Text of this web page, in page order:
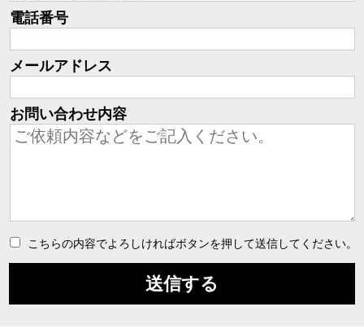
電話番号
メールアドレス
お問い合わせ内容
こちらの内容でよろしければボタンを押して送信してください。